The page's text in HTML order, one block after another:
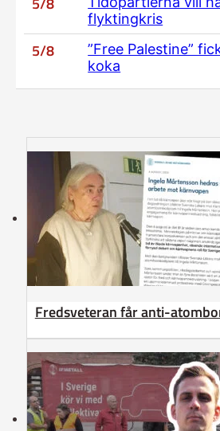
flyktingkris
5/8
”Free Palestine”
koka
Fredsveteran får anti-